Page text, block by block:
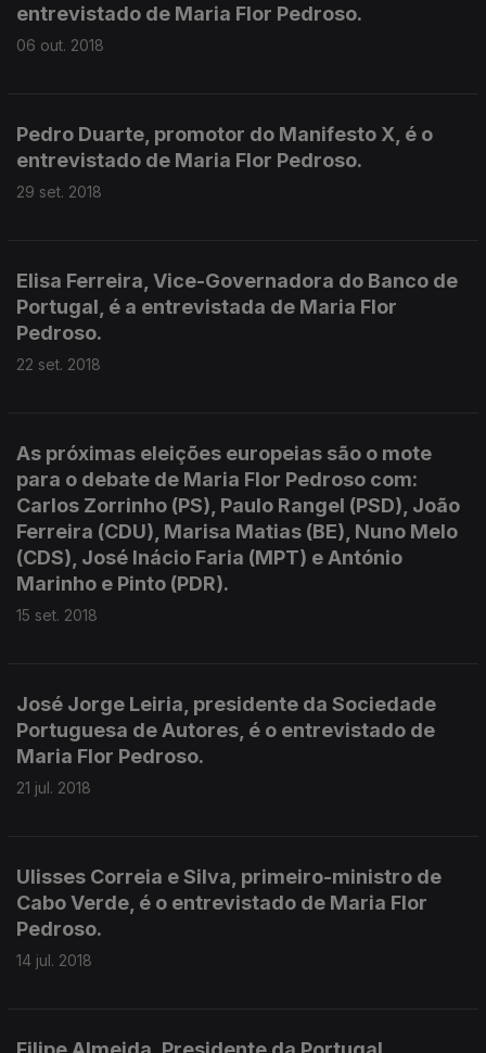
entrevistado de Maria Flor Pedroso.
06 out. 2018
Pedro Duarte, promotor do Manifesto X, é o
entrevistado de Maria Flor Pedroso.
29 set. 2018
Elisa Ferreira, Vice-Governadora do Banco de
Portugal, é a entrevistada de Maria Flor
Pedroso.
22 set. 2018
As próximas eleições europeias são o mote
para o debate de Maria Flor Pedroso com:
Carlos Zorrinho (PS), Paulo Rangel (PSD), João
Ferreira (CDU), Marisa Matias (BE), Nuno Melo
(CDS), José Inácio Faria (MPT) e António
Marinho e Pinto (PDR).
15 set. 2018
José Jorge Leiria, presidente da Sociedade
Portuguesa de Autores, é o entrevistado de
Maria Flor Pedroso.
21 jul. 2018
Ulisses Correia e Silva, primeiro-ministro de
Cabo Verde, é o entrevistado de Maria Flor
Pedroso.
14 jul. 2018